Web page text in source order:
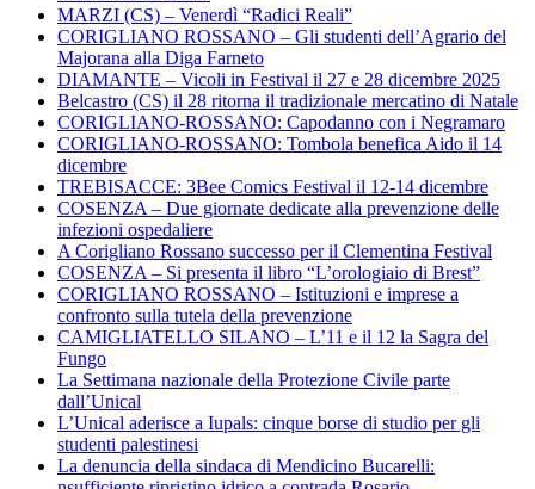
MARZI (CS) – Venerdì “Radici Reali”
CORIGLIANO ROSSANO – Gli studenti dell’Agrario del
Majorana alla Diga Farneto
DIAMANTE – Vicoli in Festival il 27 e 28 dicembre 2025
Belcastro (CS) il 28 ritorna il tradizionale mercatino di Natale
CORIGLIANO-ROSSANO: Capodanno con i Negramaro
CORIGLIANO-ROSSANO: Tombola benefica Aido il 14
dicembre
TREBISACCE: 3Bee Comics Festival il 12-14 dicembre
COSENZA – Due giornate dedicate alla prevenzione delle
infezioni ospedaliere
A Corigliano Rossano successo per il Clementina Festival
COSENZA – Si presenta il libro “L’orologiaio di Brest”
CORIGLIANO ROSSANO – Istituzioni e imprese a
confronto sulla tutela della prevenzione
CAMIGLIATELLO SILANO – L’11 e il 12 la Sagra del
Fungo
La Settimana nazionale della Protezione Civile parte
dall’Unical
L’Unical aderisce a Iupals: cinque borse di studio per gli
studenti palestinesi
La denuncia della sindaca di Mendicino Bucarelli: